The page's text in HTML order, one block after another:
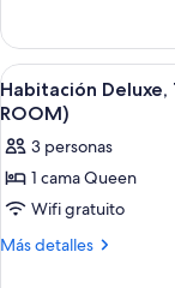
cama
King
size
(EXECUTIVE
KING
ROOM)
ejecutiva,
cama
King
(EXECUTIVE
KING
Abrir
todas
las
fotos
de
Habitación
Deluxe,
4
Habitación Deluxe,
ROOM)
3 personas
1 cama Queen
Wifi gratuito
Más detalles
Más